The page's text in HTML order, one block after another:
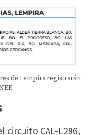
de Lempira registrarán
circuito CAL-L296,